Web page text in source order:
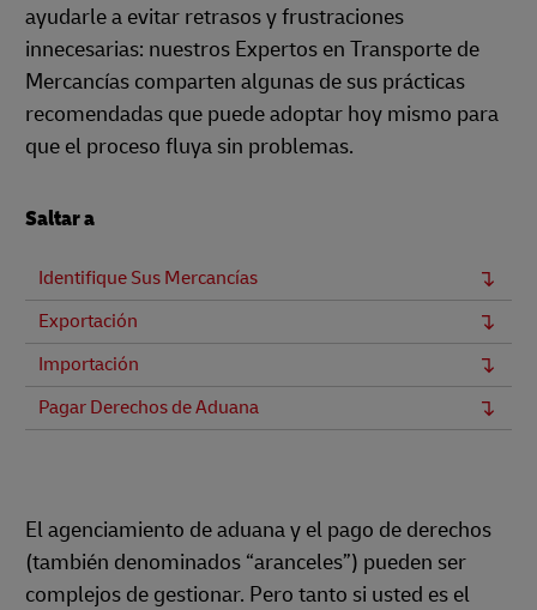
ayudarle a evitar retrasos y frustraciones
innecesarias: nuestros Expertos en Transporte de
Mercancías comparten algunas de sus prácticas
recomendadas que puede adoptar hoy mismo para
que el proceso fluya sin problemas.
Saltar a
Identifique Sus Mercancías
Exportación
Importación
Pagar Derechos de Aduana
El agenciamiento de aduana y el pago de derechos
(también denominados “aranceles”) pueden ser
complejos de gestionar. Pero tanto si usted es el